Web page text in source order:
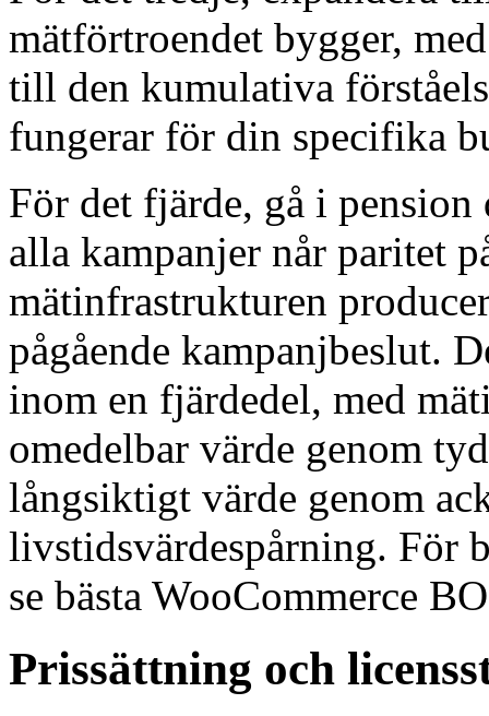
mätförtroendet bygger,
till den kumulativa
fungerar för din specifika
För det fjärde, gå i pension
alla kampanjer når paritet
mätinfrastrukturen
pågående kampanjbeslut.
inom en fjärdedel, med
omedelbar värde genom
långsiktigt värde genom
livstidsvärdespårning. För
se bästa WooCommerce
Prissättning och